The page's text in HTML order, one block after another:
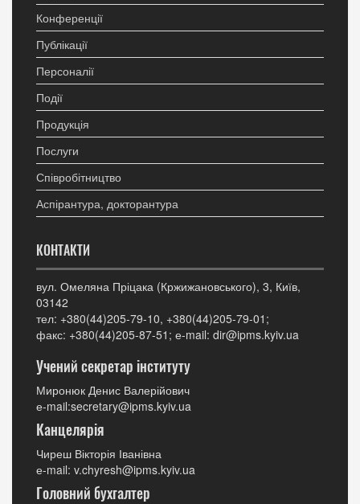
Конференції
Публікації
Персоналії
Події
Продукція
Послуги
Співробітництво
Аспірантура, докторантура
КОНТАКТИ
вул. Омеляна Пріцака (Кржижановського), 3, Київ,
03142
тел: +380(44)205-79-10, +380(44)205-79-01;
факс: +380(44)205-87-51; е-mail: dir@ipms.kyiv.ua
Учений секретар інституту
Миронюк Денис Валерійович
е-mail:secretary@ipms.kyiv.ua
Канцелярія
Чиреш Вікторія Іванівна
е-mail: v.chyresh@ipms.kyiv.ua
Головний бухгалтер